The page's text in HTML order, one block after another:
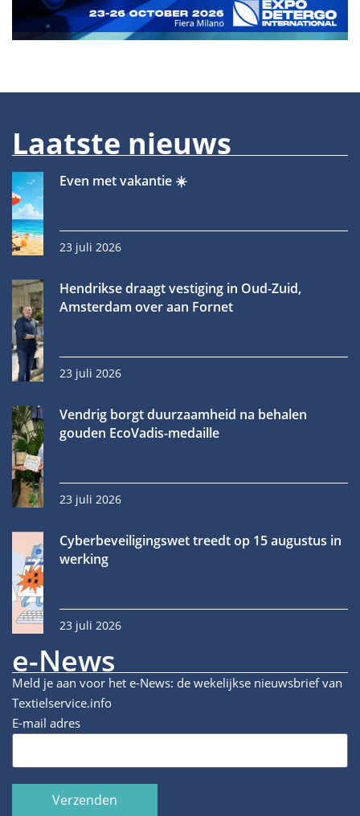
Laatste nieuws
Even met vakantie ☀️
23 juli 2026
Hendrikse draagt vestiging in Oud-Zuid,
Amsterdam over aan Fornet
23 juli 2026
Vendrig borgt duurzaamheid na behalen
gouden EcoVadis-medaille
23 juli 2026
Cyberbeveiligingswet treedt op 15 augustus in
werking
23 juli 2026
e-News
Meld je aan voor het e-News: de wekelijkse nieuwsbrief van
Textielservice.info
E-mail adres
Verzenden